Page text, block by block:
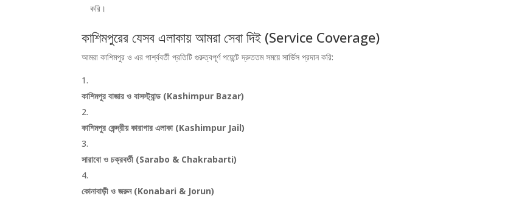
করি।
কাশিমপুরের যেসব এলাকায় আমরা সেবা দিই (Service Coverage)
আমরা কাশিমপুর ও এর পার্শ্ববর্তী প্রতিটি গুরুত্বপূর্ণ পয়েন্টে দ্রুততম সময়ে সার্ভিস প্রদান করি:
কাশিমপুর বাজার ও বাসস্ট্যান্ড (Kashimpur Bazar)
কাশিমপুর কেন্দ্রীয় কারাগার এলাকা (Kashimpur Jail)
সারাবো ও চক্রবর্তী (Sarabo & Chakrabarti)
কোনাবাড়ী ও জরুন (Konabari & Jorun)